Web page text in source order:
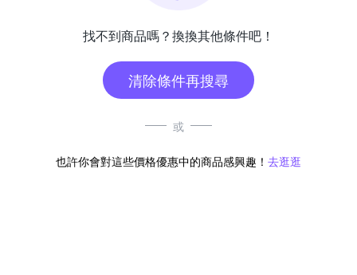
找不到商品嗎？換換其他條件吧！
清除條件再搜尋
或
也許你會對這些價格優惠中的商品感興趣！ 去逛逛